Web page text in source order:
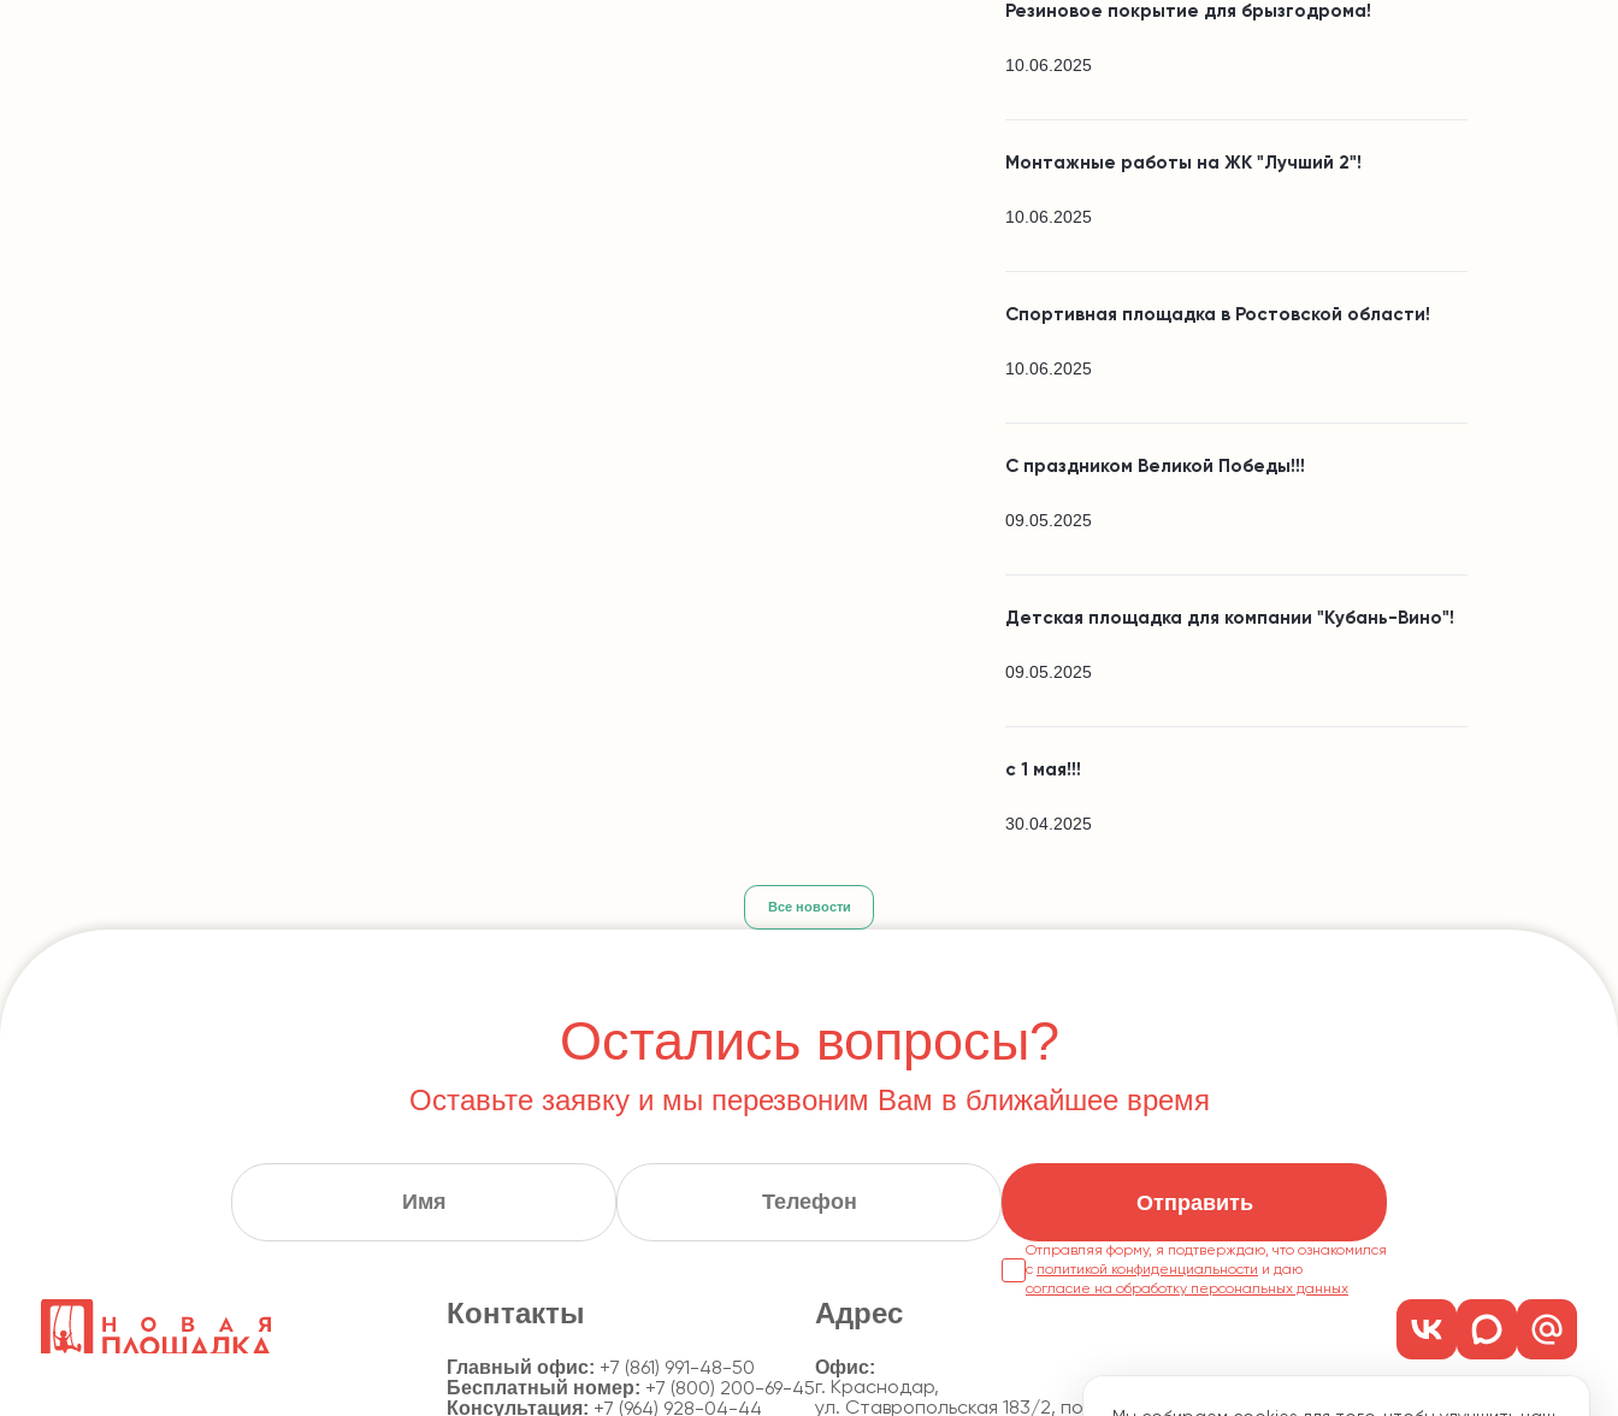
Резиновое покрытие для брызгодрома!
10.06.2025
Монтажные работы на ЖК "Лучший 2"!
10.06.2025
Спортивная площадка в Ростовской области!
10.06.2025
С праздником Великой Победы!!!
09.05.2025
Детская площадка для компании "Кубань-Вино"!
09.05.2025
с 1 мая!!!
30.04.2025
Все новости
Остались вопросы?
Оставьте заявку и мы перезвоним Вам в ближайшее время
Отправить
Отправляя форму, я подтверждаю, что ознакомился
с политикой конфиденциальности
согласие на обработку персональных данных
Контакты
Главный офис: +7 (861) 991-48-50
Бесплатный номер: +7 (800) 200-69-45
Консультация: +7 (964) 928-04-44
Адрес
г. Краснодар,
ул. Ставропольская 183/2, пом. 1101